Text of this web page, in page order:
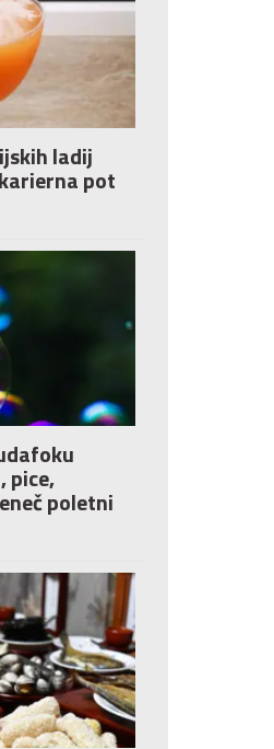
ladij
pot
pice,
poletni